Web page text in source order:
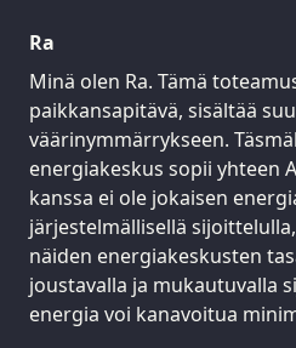
Ra
Minä olen Ra. Tämä
paikkansapitävä, sisältää
väärinymmärrykseen.
energiakeskus sopii yhteen
kanssa ei ole jokaisen
järjestelmällisellä
näiden energiakeskusten
joustavalla ja mukautuvalla
energia voi kanavoitua